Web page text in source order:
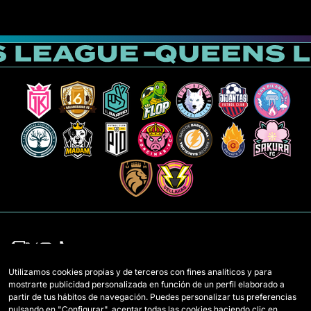
Équipes Règlement
Utilizamos cookies propias y de terceros con fines analíticos y para
mostrarte publicidad personalizada en función de un perfil elaborado a
partir de tus hábitos de navegación. Puedes personalizar tus preferencias